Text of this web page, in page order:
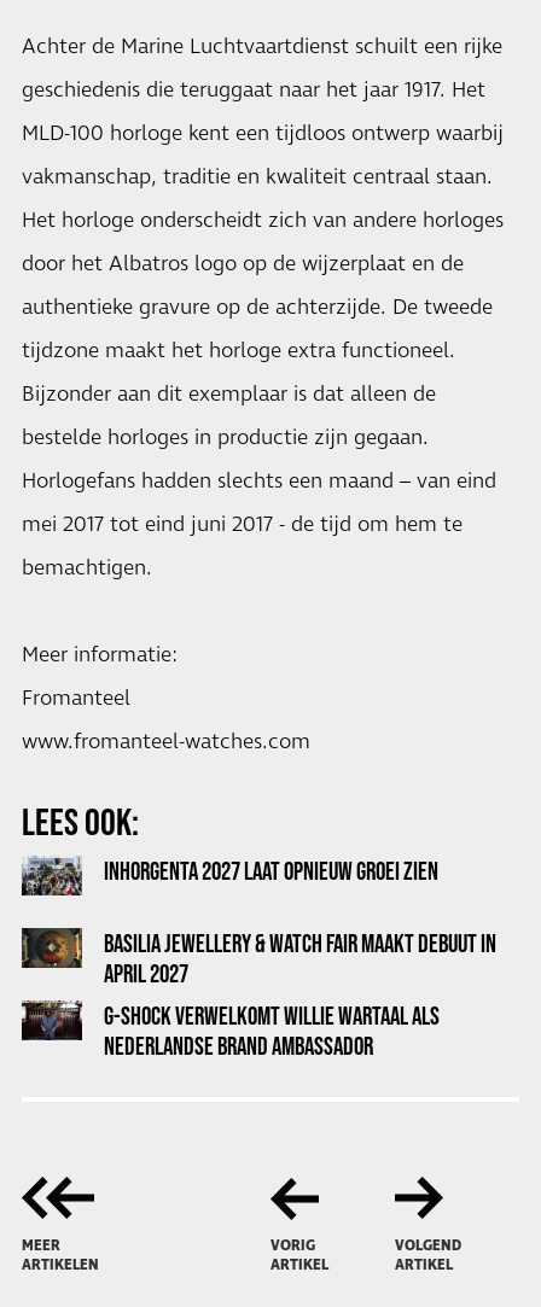
Achter de Marine Luchtvaartdienst schuilt een rijke
geschiedenis die teruggaat naar het jaar 1917. Het
MLD-100 horloge kent een tijdloos ontwerp waarbij
vakmanschap, traditie en kwaliteit centraal staan.
Het horloge onderscheidt zich van andere horloges
door het Albatros logo op de wijzerplaat en de
authentieke gravure op de achterzijde. De tweede
tijdzone maakt het horloge extra functioneel.
Bijzonder aan dit exemplaar is dat alleen de
bestelde horloges in productie zijn gegaan.
Horlogefans hadden slechts een maand – van eind
mei 2017 tot eind juni 2017 - de tijd om hem te
bemachtigen.
Meer informatie:
Fromanteel
www.fromanteel-watches.com
LEES OOK:
INHORGENTA 2027 LAAT OPNIEUW GROEI ZIEN
BASILIA JEWELLERY & WATCH FAIR MAAKT DEBUUT IN
APRIL 2027
G-SHOCK VERWELKOMT WILLIE WARTAAL ALS
NEDERLANDSE BRAND AMBASSADOR
MEER
ARTIKELEN
VORIG
ARTIKEL
VOLGEND
ARTIKEL